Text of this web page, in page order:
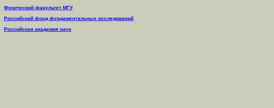
Физический факультет МГУ
Российский фонд фундаментальных исследований
Российская академия наук